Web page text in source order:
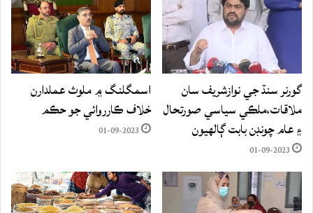
گورنر سنڌ جي نوازشريف سان
ملاقات،ملڪي سياسي صورتحال
۽ عام چونڊن بابت ڳالهيون
01-09-2023
اسمگلنگ ۾ ملوث عملدارن
خلاف ڪارروائي جو حڪم
01-09-2023